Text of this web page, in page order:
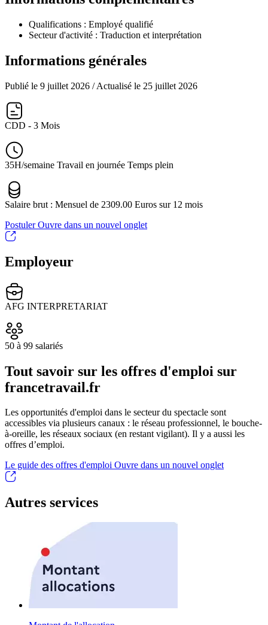
Qualifications : Employé qualifié
Secteur d'activité : Traduction et interprétation
Informations générales
Publié le 9 juillet 2026 / Actualisé le 25 juillet 2026
CDD - 3 Mois
35H/semaine Travail en journée Temps plein
Salaire brut : Mensuel de 2309.00 Euros sur 12 mois
PostulerOuvre dans un nouvel onglet
Employeur
AFG INTERPRETARIAT
50 à 99 salariés
Tout savoir sur les offres d'emploi sur
francetravail.fr
Les opportunités d'emploi dans le secteur du spectacle sont
accessibles via plusieurs canaux : le réseau professionnel, le bouche-
à-oreille, les réseaux sociaux (en restant vigilant). Il y a aussi les
offres d’emploi.
Le guide des offres d'emploi Ouvre dans un nouvel onglet
Autres services